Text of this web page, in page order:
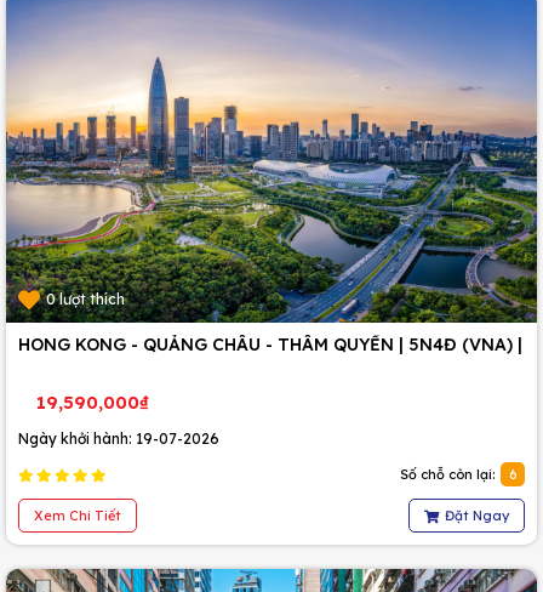
0 lượt thích
HONG KONG - QUẢNG CHÂU - THÂM QUYẾN | 5N4Đ (VNA) |
19,590,000₫
Ngày khởi hành: 19-07-2026
Số chỗ còn lại: 6
Xem Chi Tiết Đặt Ngay